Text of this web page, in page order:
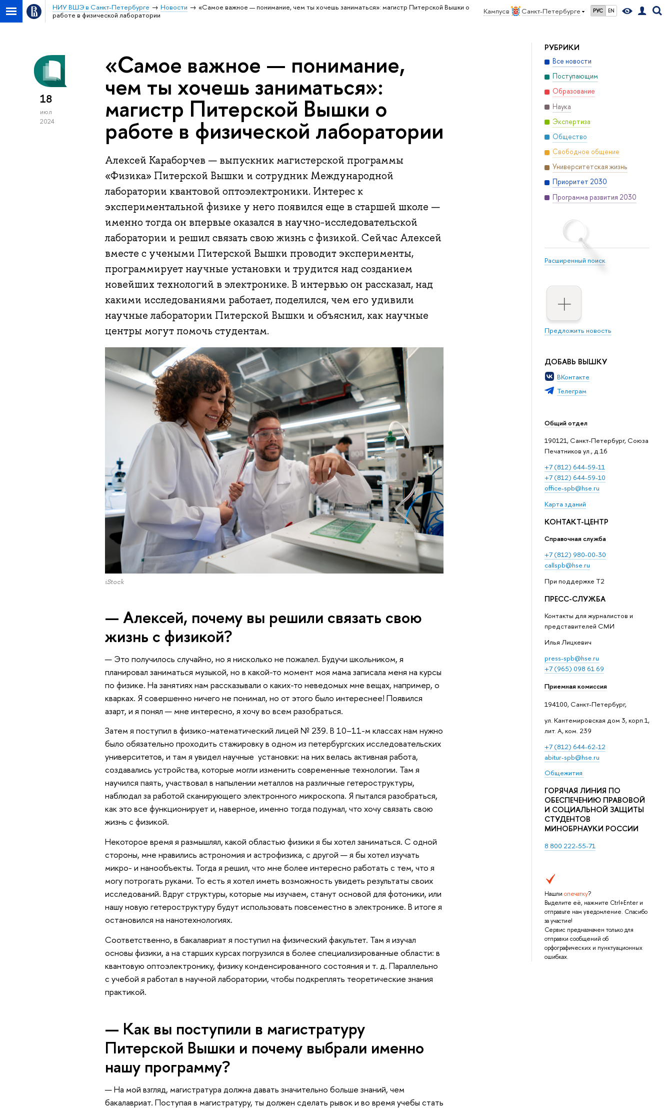
Кампус в Санкт-Петербурге РУС EN
НИУ ВШЭ в Санкт-Петербурге Новости
«Самое важное — понимание, чем ты хочешь заниматься»: магистр Питерской Вышки о
работе в физической лаборатории
РУБРИКИ
Все новости
Поступающим
Образование
Наука
Экспертиза
Общество
Свободное общение
Университетская жизнь
Приоритет 2030
Программа развития 2030
Расширенный поиск
Предложить новость
ДОБАВЬ ВЫШКУ
ВКонтакте
Телеграм
Общий отдел
190121, Санкт-Петербург, Союза
Печатников ул., д.16
+7 (812) 644-59-11
+7 (812) 644-59-10
office-spb@hse.ru
Карта зданий
КОНТАКТ-ЦЕНТР
Справочная служба
+7 (812) 980-00-30
callspb@hse.ru
При поддержке T2
ПРЕСС-СЛУЖБА
Контакты для журналистов и
представителей СМИ
Илья Лицкевич
press-spb@hse.ru
+7 (965) 098 61 69
Приемная комиссия
194100, Санкт-Петербург,
ул. Кантемировская дом 3, корп.1,
лит. А, ком. 239
+7 (812) 644-62-12
abitur-spb@hse.ru
Общежития
ГОРЯЧАЯ ЛИНИЯ ПО
ОБЕСПЕЧЕНИЮ ПРАВОВОЙ
И СОЦИАЛЬНОЙ ЗАЩИТЫ
СТУДЕНТОВ
МИНОБРНАУКИ РОССИИ
8 800 222-55-71
Нашли опечатку?
Выделите её, нажмите Ctrl+Enter и
отправьте нам уведомление. Спасибо
за участие!
Сервис предназначен только для
отправки сообщений об
орфографических и пунктуационных
ошибках.
18
июл
2024
«Самое важное — понимание,
чем ты хочешь заниматься»:
магистр Питерской Вышки о
работе в физической лаборатории
Алексей Караборчев — выпускник магистерской программы
«Физика» Питерской Вышки и сотрудник Международной
лаборатории квантовой оптоэлектроники. Интерес к
экспериментальной физике у него появился еще в старшей школе —
именно тогда он впервые оказался в научно-исследовательской
лаборатории и решил связать свою жизнь с физикой. Сейчас Алексей
вместе с учеными Питерской Вышки проводит эксперименты,
программирует научные установки и трудится над созданием
новейших технологий в электронике. В интервью он рассказал, над
какими исследованиями работает, поделился, чем его удивили
научные лаборатории Питерской Вышки и объяснил, как научные
центры могут помочь студентам.
iStock
— Алексей, почему вы решили связать свою
жизнь с физикой?
— Это получилось случайно, но я нисколько не пожалел. Будучи школьником, я
планировал заниматься музыкой, но в какой-то момент моя мама записала меня на курсы
по физике. На занятиях нам рассказывали о каких-то неведомых мне вещах, например, о
кварках. Я совершенно ничего не понимал, но от этого было интереснее! Появился
азарт, и я понял — мне интересно, я хочу во всем разобраться.
Затем я поступил в физико-математический лицей № 239. В 10–11-м классах нам нужно
было обязательно проходить стажировку в одном из петербургских исследовательских
университетов, и там я увидел научные установки: на них велась активная работа,
создавались устройства, которые могли изменить современные технологии. Там я
научился паять, участвовал в напылении металлов на различные гетероструктуры,
наблюдал за работой сканирующего электронного микроскопа. Я пытался разобраться,
как это все функционирует и, наверное, именно тогда подумал, что хочу связать свою
жизнь с физикой.
Некоторое время я размышлял, какой областью физики я бы хотел заниматься. С одной
стороны, мне нравились астрономия и астрофизика, с другой — я бы хотел изучать
микро- и нанообъекты. Тогда я решил, что мне более интересно работать с тем, что я
могу потрогать руками. То есть я хотел иметь возможность увидеть результаты своих
исследований. Вдруг структуры, которые мы изучаем, станут основой для фотоники, или
нашу новую гетероструктуру будут использовать повсеместно в электронике. В итоге я
остановился на нанотехнологиях.
Соответственно, в бакалавриат я поступил на физический факультет. Там я изучал
основы физики, а на старших курсах погрузился в более специализированные области: в
квантовую оптоэлектронику, физику конденсированного состояния и т. д. Параллельно
с учебой я работал в научной лаборатории, чтобы подкреплять теоретические знания
практикой.
— Как вы поступили в магистратуру
Питерской Вышки и почему выбрали именно
нашу программу?
— На мой взгляд, магистратура должна давать значительно больше знаний, чем
бакалавриат. Поступая в магистратуру, ты должен сделать рывок и во время учебы стать